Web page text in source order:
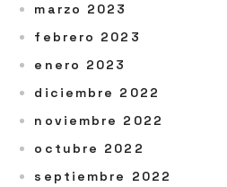
marzo 2023
febrero 2023
enero 2023
diciembre 2022
noviembre 2022
octubre 2022
septiembre 2022